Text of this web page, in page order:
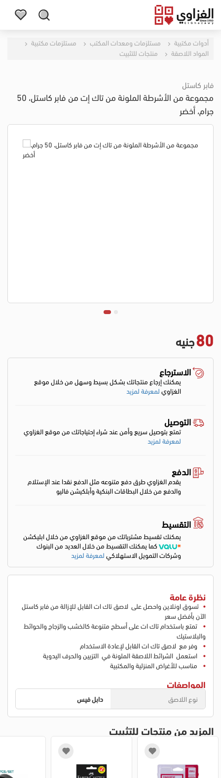
أدوات مكتبية مستلزمات ومعدات المكتب
مستلزمات مكتبية
المواد اللاصقة
منتجات للتثبيت
فابر كاستل
مجموعة من الأشرطة الملونة من تاك إت من فابر كاستل، 50
جرام، أخضر
80جنيه
الاسترجاع
يمكنك إرجاع منتجاتك بشكل بسيط وسهل من خلال موقع
الغزاويلمعرفة لمزيد
التوصيل
تمتع بتوصيل سريع وأمن عند شراء إحتياجاتك من موقع الغزاوي
لمعرفة لمزيد
الدفع
يقدم الغزاوي طرق دفع متنوعه مثل الدفع نقدا عند الإستلام
والدفع من خلال البطاقات البنكية وأبلكيشن فاليو
التقسيط
يمكنك تقسيط مشترياتك من موقع الغزاوي من خلال ابليكشن
كما يمكنك التقسيط من خلال العديد من البنوك
وشركات التمويل الاستهلاكيلمعرفة لمزيد
نظرة عامة
تسوق اونلاين واحصل على لاصق تاك ات القابل للإزالة من فابر كاستل
الآن بأفضل سعر
تمتع باستخدام تاك ات على أسطح متنوعة كالخشب والزجاج والحوائط
والبلاستيك
وفر مع لاصق تاك ات القابل لإعادة الاستخدام
استعمل الشرائط اللاصقة الملونة في التزيين والحرف اليدوية
مناسب للأغراض المنزلية والمكتبية
المواصفات
نوع اللاصق دابل فيس
المزيد من منتجات للتثبيت